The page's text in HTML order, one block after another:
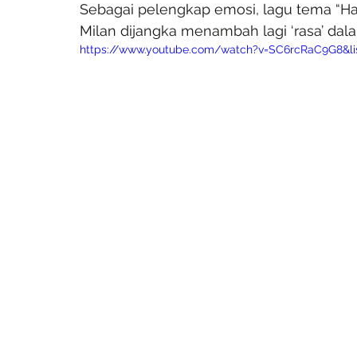
Sebagai pelengkap emosi, lagu tema
Milan dijangka menambah lagi ‘rasa’
https://www.youtube.com/